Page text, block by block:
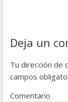
Deja un
Tu dirección de
campos
Comentario